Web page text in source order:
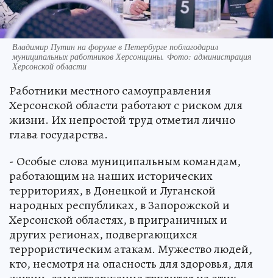
Владимир Путин на форуме в Петербурге поблагодарил
муниципальных работников Херсонщины. Фото: администрация
Херсонской области
Работники местного самоуправления
Херсонской области работают с риском для
жизни. Их непростой труд отметил лично
глава государства.
- Особые слова муниципальным командам,
работающим на наших исторических
территориях, в Донецкой и Луганской
народных республиках, в Запорожской и
Херсонской областях, в приграничных и
других регионах, подвергающихся
террористическим атакам. Мужество людей,
кто, несмотря на опасность для здоровья, для